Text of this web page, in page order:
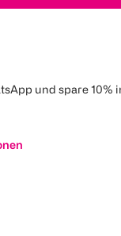
und spare 10%